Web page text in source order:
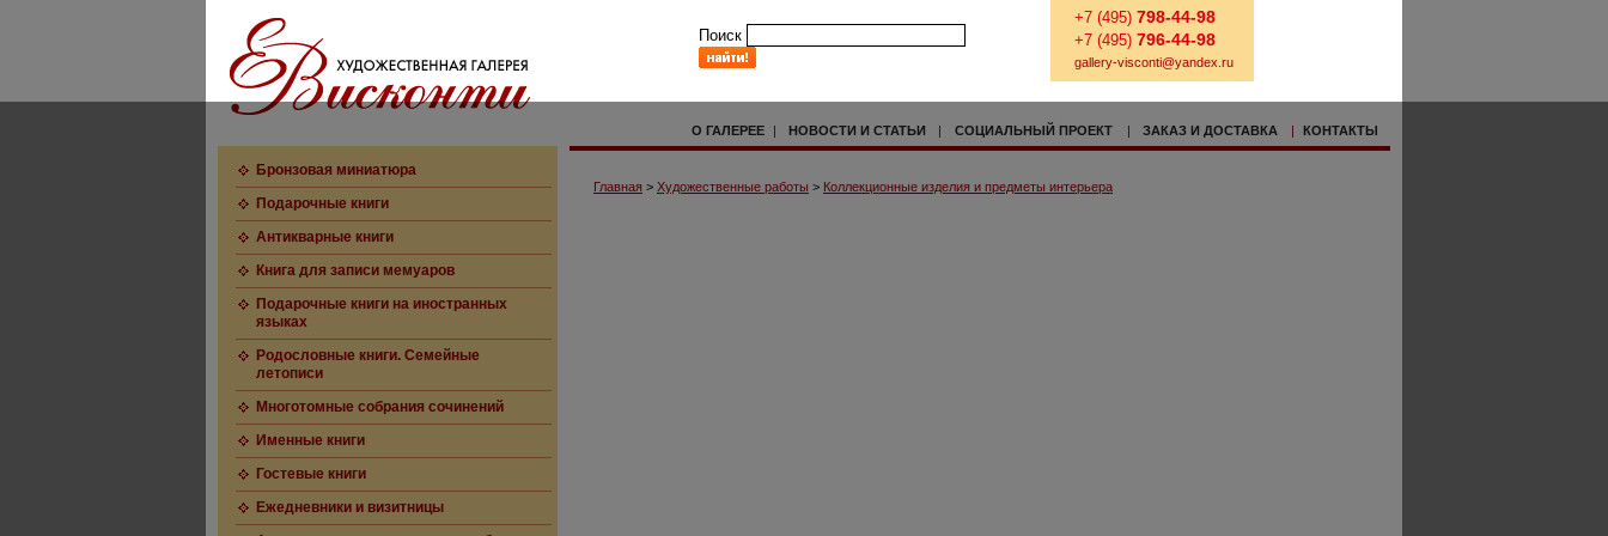
Поиск
+7 (495) 798-44-98
+7 (495) 796-44-98
gallery-visconti@yandex.ru
О ГАЛЕРЕЕ | НОВОСТИ И СТАТЬИ | СОЦИАЛЬНЫЙ ПРОЕКТ | ЗАКАЗ И ДОСТАВКА | КОНТАКТЫ
Бронзовая миниатюра
Подарочные книги
Антикварные книги
Книга для записи мемуаров
Подарочные книги на иностранных
языках
Родословные книги. Семейные
летописи
Многотомные собрания сочинений
Именные книги
Гостевые книги
Ежедневники и визитницы
Главная > Художественные работы > Коллекционные изделия и предметы интерьера